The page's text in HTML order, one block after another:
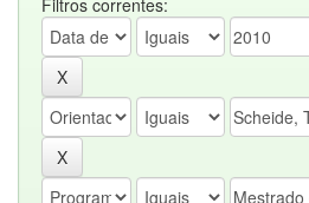
Filtros correntes: